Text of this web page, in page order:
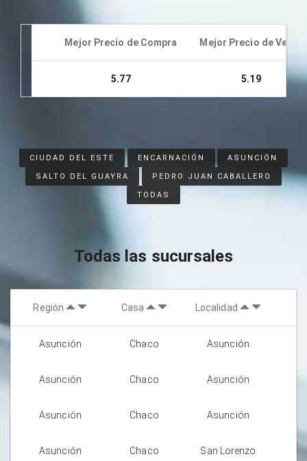
Mejor Precio de Compra Mejor Precio de Venta
5.77 5.19
CIUDAD DEL ESTE ENCARNACIÓN ASUNCIÓN
SALTO DEL GUAYRA PEDRO JUAN CABALLERO
TODAS
Todas las sucursales
Región Casa Localidad
Asunción Chaco Asunción
Asunción Chaco Asunción
Asunción Chaco Asunción
Asunción Chaco San Lorenzo